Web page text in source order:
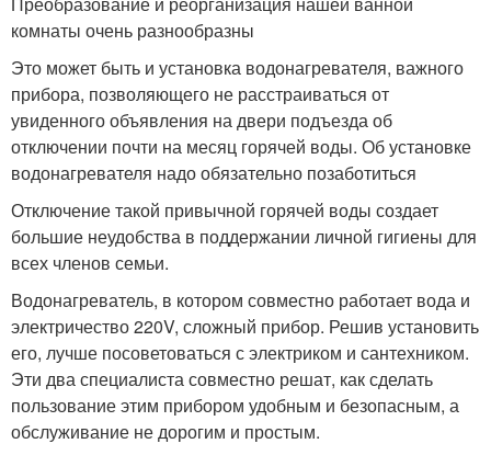
комнаты очень разнообразны
Это может быть и установка водонагревателя, важного
прибора, позволяющего не расстраиваться от
увиденного объявления на двери подъезда об
отключении почти на месяц горячей воды. Об установке
водонагревателя надо обязательно позаботиться
Отключение такой привычной горячей воды создает
большие неудобства в поддержании личной гигиены для
всех членов семьи.
Водонагреватель, в котором совместно работает вода и
электричество 220V, сложный прибор. Решив установить
его, лучше посоветоваться с электриком и сантехником.
Эти два специалиста совместно решат, как сделать
пользование этим прибором удобным и безопасным, а
обслуживание не дорогим и простым.